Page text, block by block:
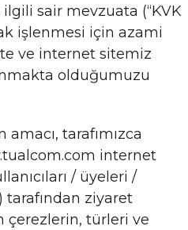
sair mevzuata (“KVK
işlenmesi için azami
ve internet sitemiz
olduğumuzu
amacı, tarafımızca
internet
/ üyeleri /
tarafından ziyaret
çerezlerin, türleri ve